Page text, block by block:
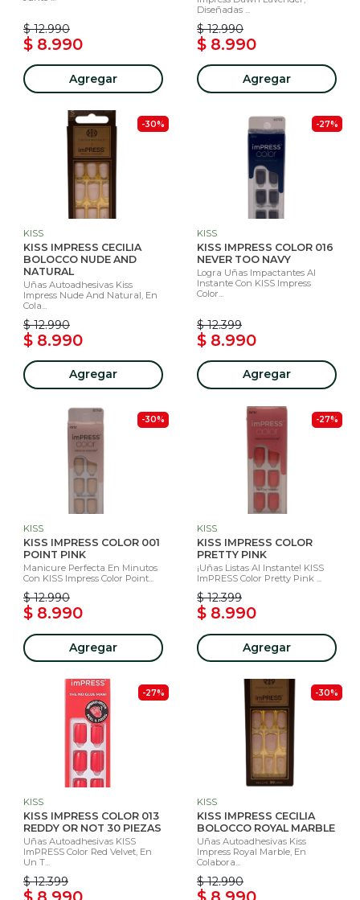
$ 12.990
$ 8.990
Agregar
Diseñadas ...
$ 12.990
$ 8.990
Agregar
-30%
KISS
KISS IMPRESS CECILIA
BOLOCCO NUDE AND
NATURAL
Uñas Autoadhesivas Kiss
Impress Nude And Natural, En
Cola...
$ 12.990
$ 8.990
Agregar
-27%
KISS
KISS IMPRESS COLOR 016
NEVER TOO NAVY
Logra Uñas Impactantes Al
Instante Con KISS Impress
Color...
$ 12.399
$ 8.990
Agregar
-30%
KISS
KISS IMPRESS COLOR 001
POINT PINK
Manicure Perfecta En Minutos
Con KISS Impress Color Point...
$ 12.990
$ 8.990
Agregar
-27%
KISS
KISS IMPRESS COLOR
PRETTY PINK
¡Uñas Listas Al Instante! KISS
ImPRESS Color Pretty Pink ...
$ 12.399
$ 8.990
Agregar
-27%
KISS
KISS IMPRESS COLOR 013
REDDY OR NOT 30 PIEZAS
Uñas Autoadhesivas KISS
ImPRESS Color Red Velvet, En
Un T...
$ 12.399
-30%
KISS
KISS IMPRESS CECILIA
BOLOCCO ROYAL MARBLE
Uñas Autoadhesivas Kiss
Impress Royal Marble, En
Colabora...
$ 12.990